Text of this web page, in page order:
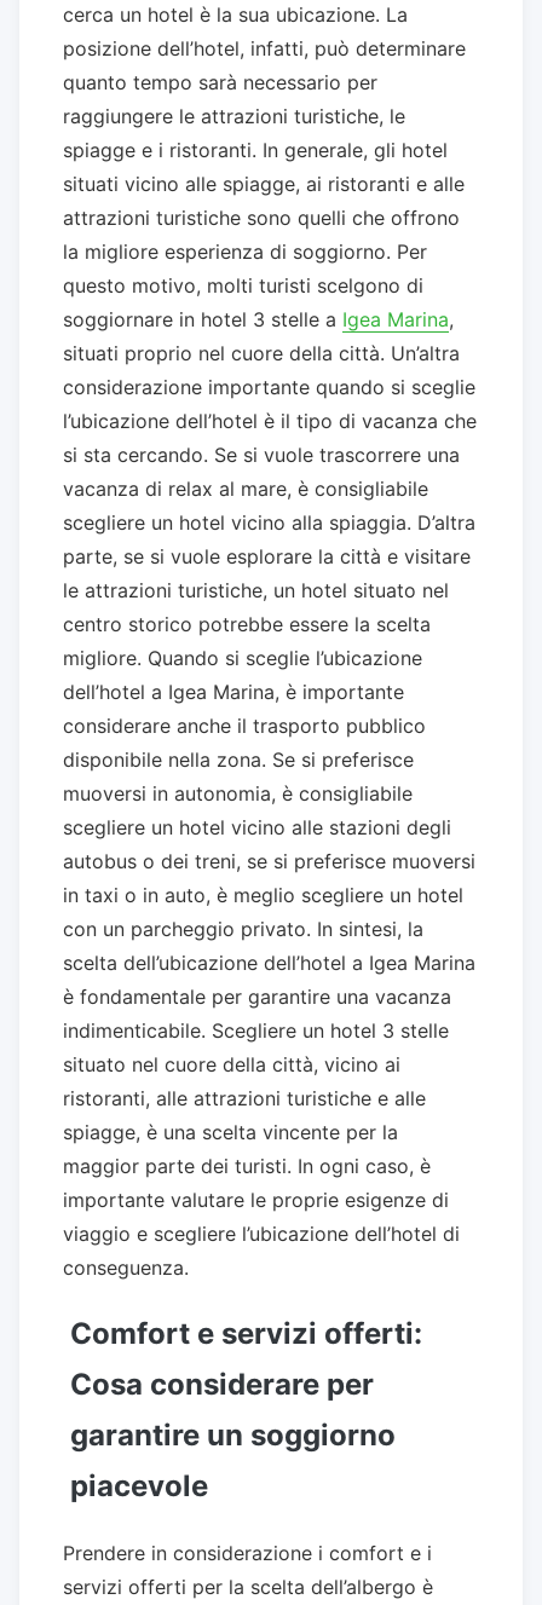
cerca un hotel è la sua ubicazione. La
posizione dell’hotel, infatti, può determinare
quanto tempo sarà necessario per
raggiungere le attrazioni turistiche, le
spiagge e i ristoranti. In generale, gli hotel
situati vicino alle spiagge, ai ristoranti e alle
attrazioni turistiche sono quelli che offrono
la migliore esperienza di soggiorno. Per
questo motivo, molti turisti scelgono di
soggiornare in hotel 3 stelle a Igea Marina,
situati proprio nel cuore della città. Un’altra
considerazione importante quando si sceglie
l’ubicazione dell’hotel è il tipo di vacanza che
si sta cercando. Se si vuole trascorrere una
vacanza di relax al mare, è consigliabile
scegliere un hotel vicino alla spiaggia. D’altra
parte, se si vuole esplorare la città e visitare
le attrazioni turistiche, un hotel situato nel
centro storico potrebbe essere la scelta
migliore. Quando si sceglie l’ubicazione
dell’hotel a Igea Marina, è importante
considerare anche il trasporto pubblico
disponibile nella zona. Se si preferisce
muoversi in autonomia, è consigliabile
scegliere un hotel vicino alle stazioni degli
autobus o dei treni, se si preferisce muoversi
in taxi o in auto, è meglio scegliere un hotel
con un parcheggio privato. In sintesi, la
scelta dell’ubicazione dell’hotel a Igea Marina
è fondamentale per garantire una vacanza
indimenticabile. Scegliere un hotel 3 stelle
situato nel cuore della città, vicino ai
ristoranti, alle attrazioni turistiche e alle
spiagge, è una scelta vincente per la
maggior parte dei turisti. In ogni caso, è
importante valutare le proprie esigenze di
viaggio e scegliere l’ubicazione dell’hotel di
conseguenza.
Comfort e servizi offerti:
Cosa considerare per
garantire un soggiorno
piacevole
Prendere in considerazione i comfort e i
servizi offerti per la scelta dell’albergo è